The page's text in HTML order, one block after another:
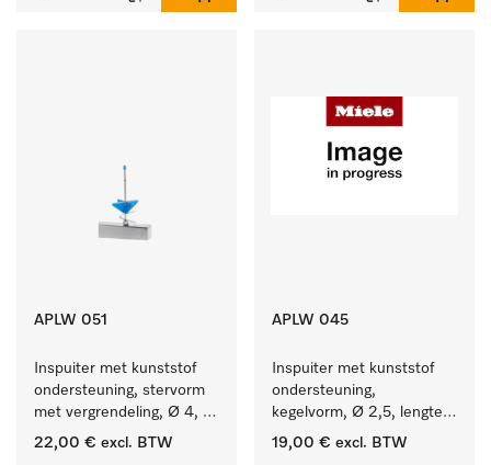
APLW 051
Inspuiter met kunststof
ondersteuning, stervorm
met vergrendeling, Ø 4,
lengte 110 mm.
22,00 € excl. BTW
APLW 045
Inspuiter met kunststof
ondersteuning,
kegelvorm, Ø 2,5, lengte
80 mm.
19,00 € excl. BTW